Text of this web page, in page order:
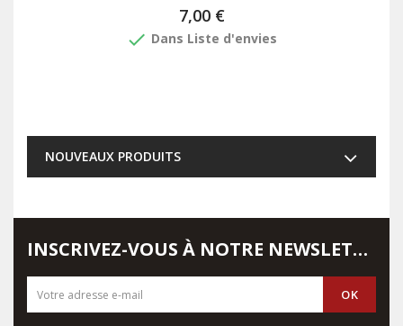
7,00 €
done Dans Liste d'envies
NOUVEAUX PRODUITS
INSCRIVEZ-VOUS À NOTRE NEWSLETTER